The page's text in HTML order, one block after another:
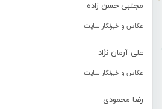
مجتبی حسن زاده
عکاس و خبرنگار سایت
علی آرمان نژاد
عکاس و خبرنگار سایت
رضا محمودی